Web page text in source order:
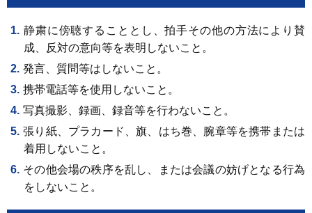
静粛に傍聴することとし、拍手その他の方法により賛
成、反対の意向等を表明しないこと。
発言、質問等はしないこと。
携帯電話等を使用しないこと。
写真撮影、録画、録音等を行わないこと。
張り紙、プラカード、旗、はち巻、腕章等を携帯または
着用しないこと。
その他会場の秩序を乱し、または会議の妨げとなる行為
をしないこと。